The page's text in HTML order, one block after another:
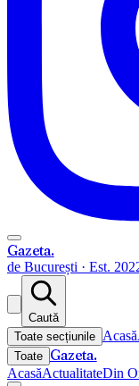
Gazeta.
de București · Est.
Caută
Toate secțiunile Acasă
Toate Gazeta.
AcasăActualitateDin